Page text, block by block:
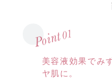
美容液効果でみ
ヤ肌に。